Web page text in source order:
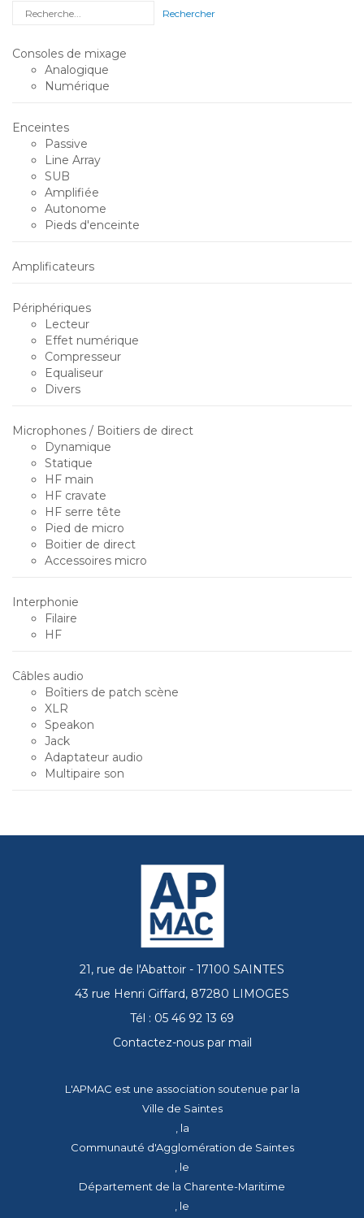
Rechercher
Consoles de mixage
Analogique
Numérique
Enceintes
Passive
Line Array
SUB
Amplifiée
Autonome
Pieds d'enceinte
Amplificateurs
Périphériques
Lecteur
Effet numérique
Compresseur
Equaliseur
Divers
Microphones / Boitiers de direct
Dynamique
Statique
HF main
HF cravate
HF serre tête
Pied de micro
Boitier de direct
Accessoires micro
Interphonie
Filaire
HF
Câbles audio
Boîtiers de patch scène
XLR
Speakon
Jack
Adaptateur audio
Multipaire son
21, rue de l'Abattoir - 17100 SAINTES
43 rue Henri Giffard, 87280 LIMOGES
Tél : 05 46 92 13 69
Contactez-nous par mail
L'APMAC est une association soutenue par la
Ville de Saintes
, la
Communauté d'Agglomération de Saintes
, le
Département de la Charente-Maritime
, le